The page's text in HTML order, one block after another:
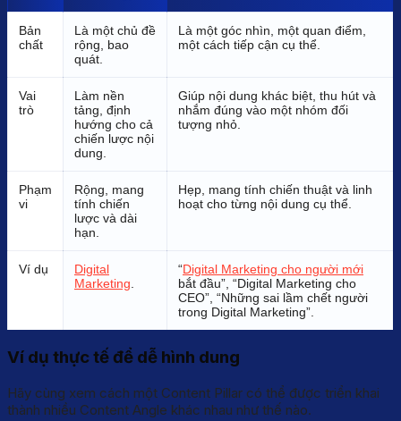
Bản
chất
Là một chủ đề
rộng, bao
quát.
Là một góc nhìn, một quan điểm,
một cách tiếp cận cụ thể.
Vai
trò
Làm nền
tảng, định
hướng cho cả
chiến lược nội
dung.
Giúp nội dung khác biệt, thu hút và
nhắm đúng vào một nhóm đối
tượng nhỏ.
Phạm
vi
Rộng, mang
tính chiến
lược và dài
hạn.
Hẹp, mang tính chiến thuật và linh
hoạt cho từng nội dung cụ thể.
Ví dụ
Digital
Marketing
“Digital Marketing cho người mới
bắt đầu”, “Digital Marketing cho
CEO”, “Những sai lầm chết người
trong Digital Marketing”.
Ví dụ thực tế để dễ hình dung
Hãy cùng xem cách một Content Pillar có thể được triển khai
thành nhiều Content Angle khác nhau như thế nào.